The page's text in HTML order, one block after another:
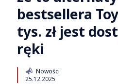
bestsellera
tys. zł jest
ręki
Nowości
25.12.2025